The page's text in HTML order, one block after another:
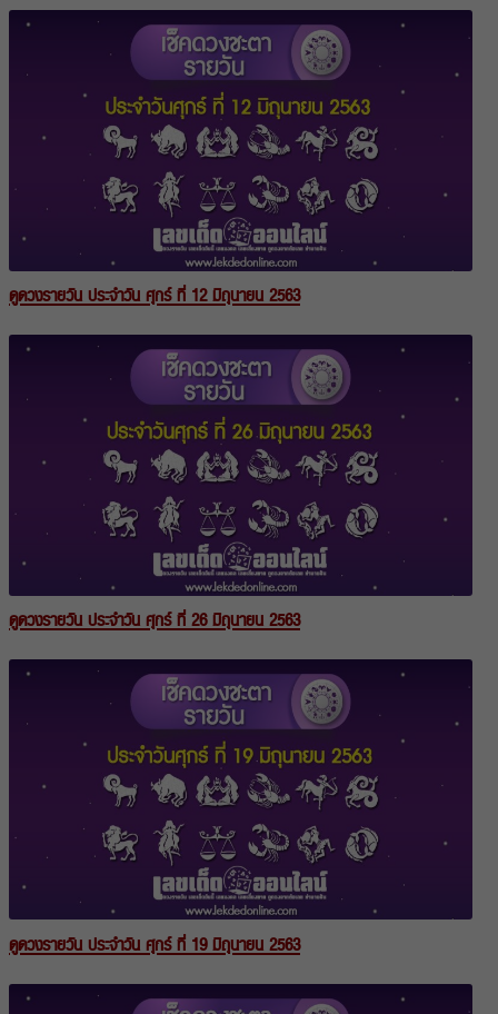
ดูดวงรายวัน ประจำวัน ศุกร์ ที่ 12 มิถุนายน 2563
ดูดวงรายวัน ประจำวัน ศุกร์ ที่ 26 มิถุนายน 2563
ดูดวงรายวัน ประจำวัน ศุกร์ ที่ 19 มิถุนายน 2563